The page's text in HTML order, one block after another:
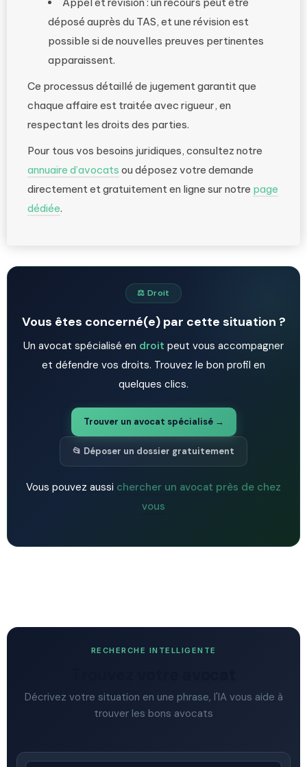
déposé auprès du TAS, et une révision est
possible si de nouvelles preuves pertinentes
apparaissent.
Ce processus détaillé de jugement garantit que
chaque affaire est traitée avec rigueur, en
respectant les droits des parties.
Pour tous vos besoins juridiques, consultez notre
annuaire d’avocats ou déposez votre demande
directement et gratuitement en ligne sur notre page
dédiée.
⚖️ Droit
Vous êtes concerné(e) par cette situation ?
Un avocat spécialisé en droit peut vous accompagner
et défendre vos droits. Trouvez le bon profil en
quelques clics.
Trouver un avocat spécialisé →
📂 Déposer un dossier gratuitement
Vous pouvez aussi chercher un avocat près de chez
vous
RECHERCHE INTELLIGENTE
Décrivez votre situation en une phrase, l'IA vous aide à
trouver les bons avocats